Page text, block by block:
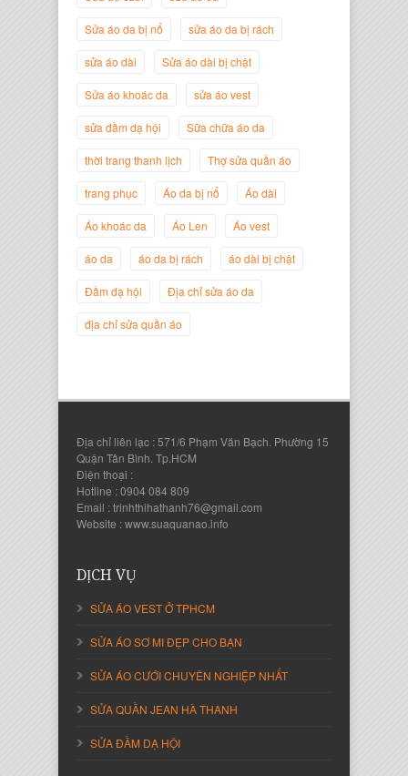
Nguyễn Đắc Định
Nguyễn Thanh Sang
Sửa áo da bị nổ sửa áo da bị rách
sửa áo dài Sửa áo dài bị chật
Sửa áo khoác da sửa áo vest
sửa đầm dạ hội Sữa chữa áo da
thời trang thanh lịch Thợ sửa quần áo
trang phục Áo da bị nổ Áo dài
Áo khoác da Áo Len Áo vest
áo da áo da bị rách áo dài bị chật
Đầm dạ hội Địa chỉ sửa áo da
địa chỉ sửa quần áo
Địa chỉ liên lạc : 571/6 Phạm Văn Bạch. Phường 15
Quận Tân Bình. Tp.HCM
Điện thoại :
Hotline : 0904 084 809
Email : trinhthihathanh76@gmail.com
Website : www.suaquanao.info
DỊCH VỤ
SỬA ÁO VEST Ở TPHCM
SỬA ÁO SƠ MI ĐẸP CHO BẠN
SỬA ÁO CƯỚI CHUYÊN NGHIỆP NHẤT
SỬA QUẦN JEAN HÀ THANH
SỬA ĐẦM DẠ HỘI